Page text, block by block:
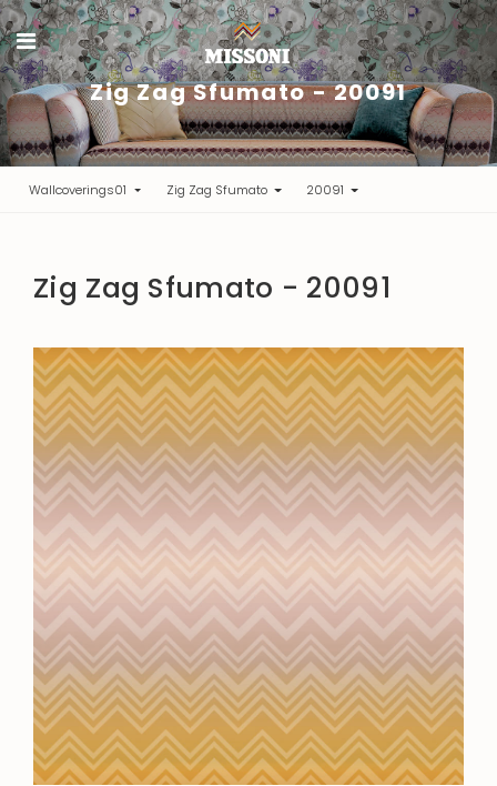
Zig Zag Sfumato - 20091
Wallcoverings01 Zig Zag Sfumato 20091
Zig Zag Sfumato - 20091